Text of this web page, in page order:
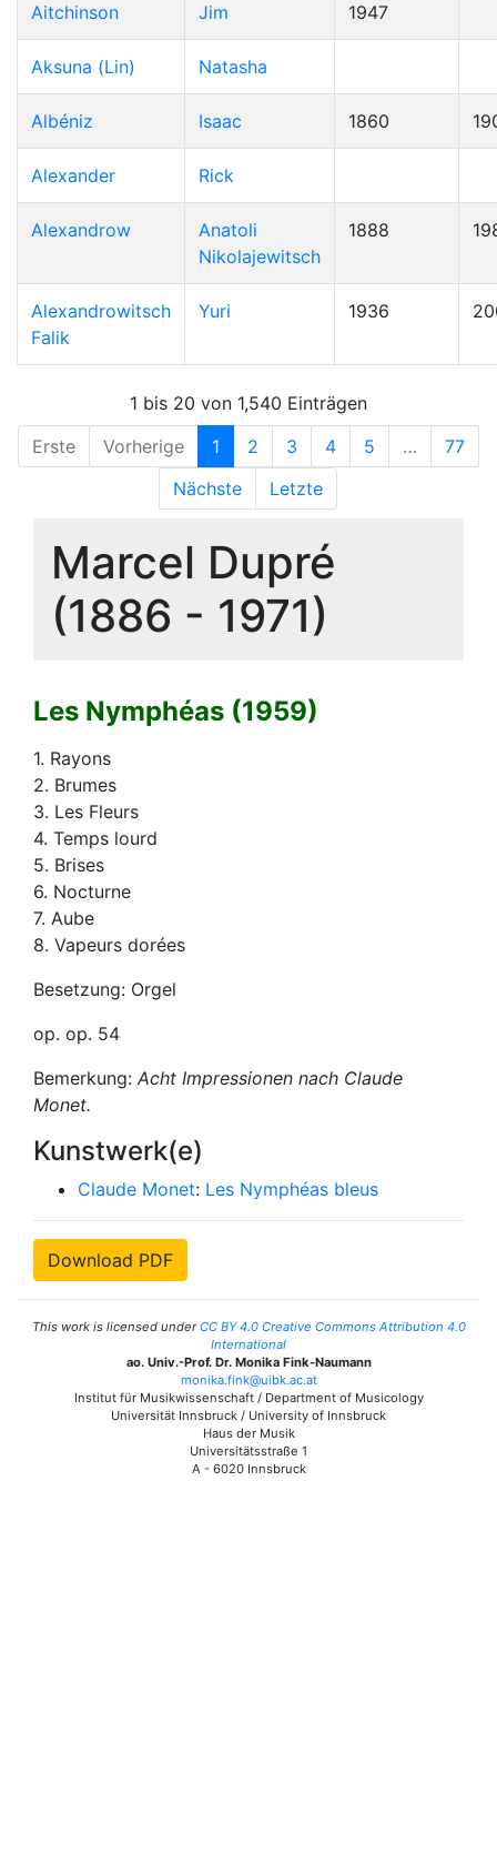
Aitchinson Jim 1947
Aksuna (Lin) Natasha
Albéniz Isaac 1860
Alexander Rick
Alexandrow
Anatoli
Nikolajewitsch
1888
Alexandrowitsch
Falik
Yuri 1936
1 bis 20 von 1,540 Einträgen
Erste
Vorherige 1 2 3 4 5 …
77
Nächste
Letzte
Marcel Dupré
(1886 - 1971)
Les Nymphéas (1959)
1. Rayons
2. Brumes
3. Les Fleurs
4. Temps lourd
5. Brises
6. Nocturne
7. Aube
8. Vapeurs dorées
Besetzung: Orgel
op. op. 54
Bemerkung: Acht Impressionen nach Claude
Monet.
Kunstwerk(e)
Claude Monet: Les Nymphéas bleus
Download PDF
This work is licensed underCC BY 4.0 Creative Commons Attribution 4.0
International
ao. Univ.-Prof. Dr. Monika Fink-Naumann
monika.fink@uibk.ac.at
Institut für Musikwissenschaft / Department of Musicology
Universität Innsbruck / University of Innsbruck
Haus der Musik
Universitätsstraße 1
A - 6020 Innsbruck